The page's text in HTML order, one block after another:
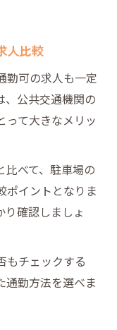
人比較
勤可の求人も一定
、公共交通機関の
って大きなメリッ
比べて、駐車場の
ポイントとなりま
り確認しましょ
もチェックする
通勤方法を選べま